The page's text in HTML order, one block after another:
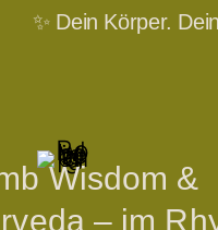
✨ Dein Körper.
Wisdom &
– im